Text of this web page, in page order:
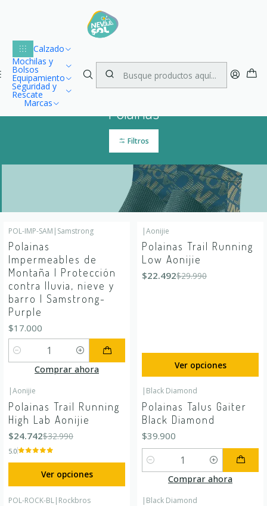
Calzado
Mochilas y
Bolsos
Equipamiento
Seguridad y
Rescate
Marcas
Envío gratuito dentro de Chile para compras desde $100.000
Polainas
Filtros
POL-IMP-SAM | Samstrong
Polainas
Impermeables de
Montaña | Protección
contra lluvia, nieve y
barro | Samstrong-
Purple
$17.000
Cantidad
Comprar ahora
-25% OFF
|Aonijie
Polainas Trail Running
Low Aonijie
$22.492$29.990
Ver opciones
-25%
|Aonijie
Polainas Trail Running
High Lab Aonijie
$24.742$32.990
5.0
Ver opciones
| Black Diamond
Polainas Talus Gaiter
Black Diamond
$39.900
Cantidad
Comprar ahora
POL-ROCK-BL| Rockbros | Black Diamond